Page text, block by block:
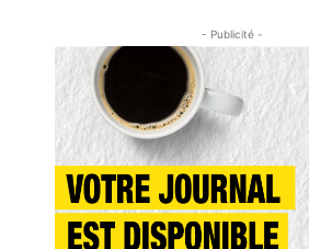
- Publicité -